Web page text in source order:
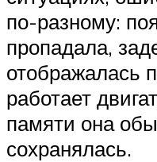
по-разному:
пропадала,
отображалась
работает
памяти она
сохранялась.